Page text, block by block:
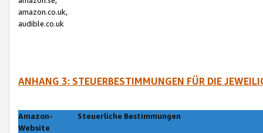
amazon.co.uk,
audible.co.uk
ANHANG 3: STEUERBESTIMMUNGEN FÜR DIE
Amazon-
Website
Steuerliche Bestimmungen